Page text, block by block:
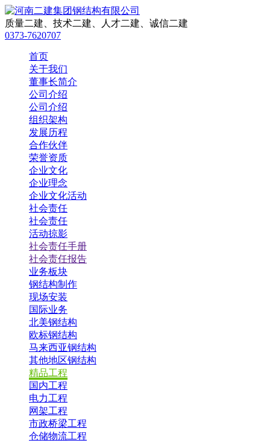
质量二建、技术二建、人才二建、诚信二建
0373-7620707
首页
关于我们
董事长简介
公司介绍
公司介绍
组织架构
发展历程
合作伙伴
荣誉资质
企业文化
企业理念
企业文化活动
社会责任
社会责任
活动掠影
社会责任手册
社会责任报告
业务板块
钢结构制作
现场安装
国际业务
北美钢结构
欧标钢结构
马来西亚钢结构
其他地区钢结构
精品工程
国内工程
电力工程
网架工程
市政桥梁工程
仓储物流工程